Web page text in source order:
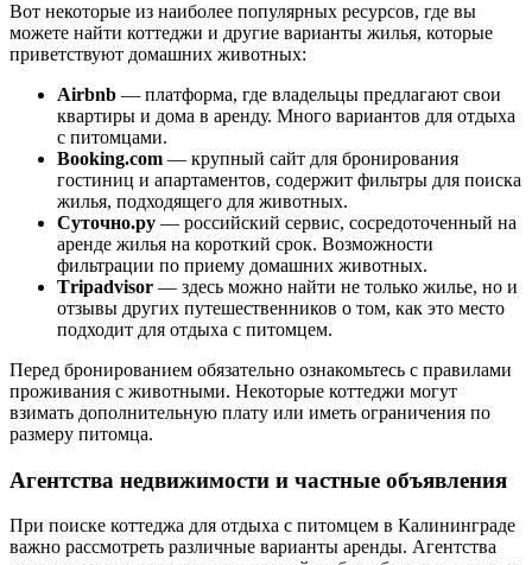
Вот некоторые из наиболее популярных ресурсов, где вы
можете найти коттеджи и другие варианты жилья, которые
приветствуют домашних животных:
Airbnb — платформа, где владельцы предлагают свои
квартиры и дома в аренду. Много вариантов для отдыха
с питомцами.
Booking.com — крупный сайт для бронирования
гостиниц и апартаментов, содержит фильтры для поиска
жилья, подходящего для животных.
Суточно.ру — российский сервис, сосредоточенный на
аренде жилья на короткий срок. Возможности
фильтрации по приему домашних животных.
Тripadvisor — здесь можно найти не только жилье, но и
отзывы других путешественников о том, как это место
подходит для отдыха с питомцем.
Перед бронированием обязательно ознакомьтесь с правилами
проживания с животными. Некоторые коттеджи могут
взимать дополнительную плату или иметь ограничения по
размеру питомца.
Агентства недвижимости и частные объявления
При поиске коттеджа для отдыха с питомцем в Калининграде
важно рассмотреть различные варианты аренды. Агентства